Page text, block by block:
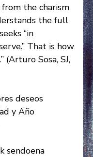
the charism
the full
“in
That is how
(Arturo Sosa, SJ,
deseos
y Año
sendoena